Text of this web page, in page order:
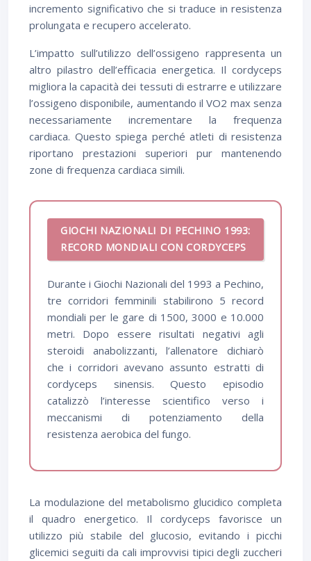
incremento significativo che si traduce in resistenza
prolungata e recupero accelerato.
L’impatto sull’utilizzo dell’ossigeno rappresenta un
altro pilastro dell’efficacia energetica. Il cordyceps
migliora la capacità dei tessuti di estrarre e utilizzare
l’ossigeno disponibile, aumentando il VO2 max senza
necessariamente incrementare la frequenza
cardiaca. Questo spiega perché atleti di resistenza
riportano prestazioni superiori pur mantenendo
zone di frequenza cardiaca simili.
GIOCHI NAZIONALI DI PECHINO 1993:
RECORD MONDIALI CON CORDYCEPS
Durante i Giochi Nazionali del 1993 a Pechino,
tre corridori femminili stabilirono 5 record
mondiali per le gare di 1500, 3000 e 10.000
metri. Dopo essere risultati negativi agli
steroidi anabolizzanti, l’allenatore dichiarò
che i corridori avevano assunto estratti di
cordyceps sinensis. Questo episodio
catalizzò l’interesse scientifico verso i
meccanismi di potenziamento della
resistenza aerobica del fungo.
La modulazione del metabolismo glucidico completa
il quadro energetico. Il cordyceps favorisce un
utilizzo più stabile del glucosio, evitando i picchi
glicemici seguiti da cali improvvisi tipici degli zuccheri